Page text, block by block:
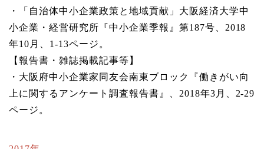
・「自治体中小企業政策と地域貢献」大阪経済大学中
小企業・経営研究所『中小企業季報』第187号、2018
年10月、1-13ページ。
【報告書・雑誌掲載記事等】
・大阪府中小企業家同友会南東ブロック『働きがい向
上に関するアンケート調査報告書』、2018年3月、2-29
ページ。